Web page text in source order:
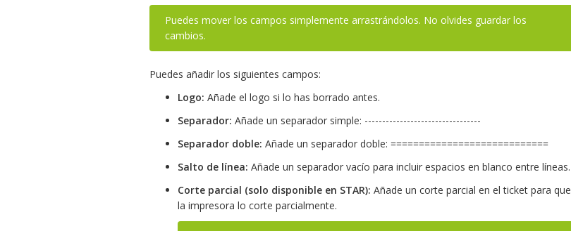
Puedes mover los campos simplemente arrastrándolos. No olvides guardar los
cambios.
Puedes añadir los siguientes campos:
Logo: Añade el logo si lo has borrado antes.
Separador: Añade un separador simple: ---------------------------------
Separador doble: Añade un separador doble: ============================
Salto de línea: Añade un separador vacío para incluir espacios en blanco entre líneas.
Corte parcial (solo disponible en STAR): Añade un corte parcial en el ticket para que
la impresora lo corte parcialmente.